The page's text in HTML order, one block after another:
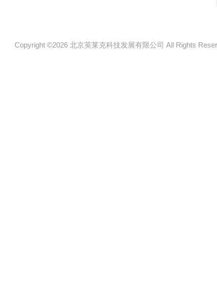
Copyright ©2026 北京英莱克科技发展有限公司 All Rights